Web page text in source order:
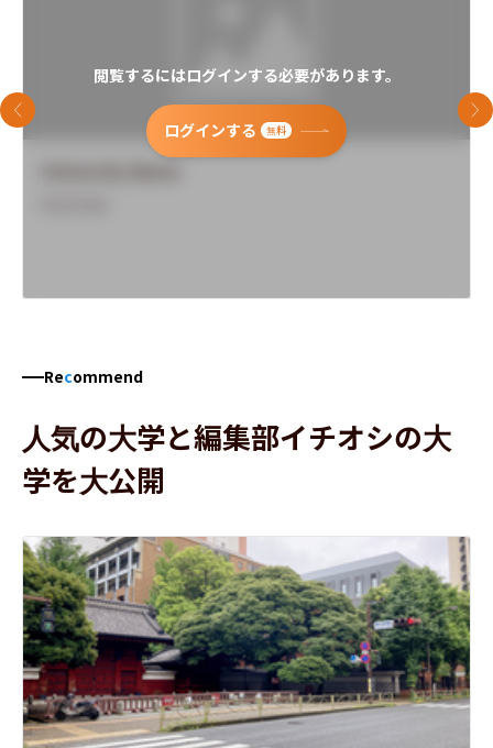
閲覧するにはログインする必要があります。
ログインする 無料
前のスライド 次
Recommend
人気の大学と編集部イチオシの大
学を大公開